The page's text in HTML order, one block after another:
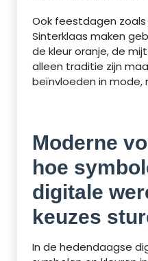
Ook feestdagen
Sinterklaas maken
de kleur oranje, de
alleen traditie zijn
beïnvloeden in mode,
Moderne
hoe
digitale
keuzes
In de hedendaagse